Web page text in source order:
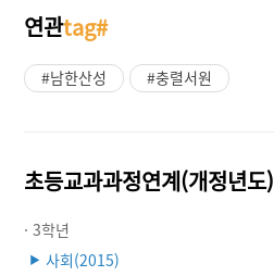
연관tag#
#남한산성 #충렬서원
초등교과과정연계(개정년도)
· 3학년
▶ 사회(2015)